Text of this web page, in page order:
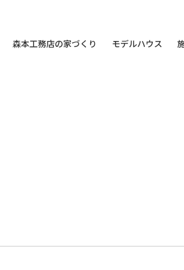
森本工務店の家づくり モデルハウス